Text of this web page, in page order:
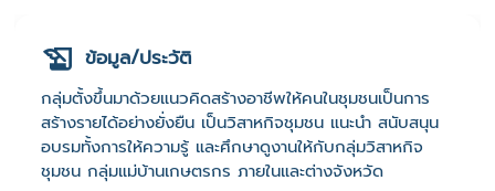
ข้อมูล/ประวัติ
กลุ่มตั้งขึ้นมาด้วยแนวคิดสร้างอาชีพให้คนในชุมชนเป็นการ
สร้างรายได้อย่างยั่งยืน เป็นวิสาหกิจชุมชน แนะนำ สนับสนุน
อบรมทั้งการให้ความรู้ และศึกษาดูงานให้กับกลุ่มวิสาหกิจ
ชุมชน กลุ่มแม่บ้านเกษตรกร ภายในและต่างจังหวัด